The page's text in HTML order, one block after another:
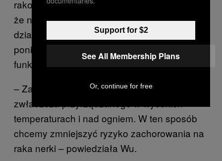
rakotwórcze – red.]. Dr Melkonian sugeruje,
że nerki szczególnie są narażone na
działanie tych rakotwórczych związków,
ponieważ to właśnie one pełnią w organizmie
funkcję filtra wyłapującego toksyny.
– Zalecamy ograniczyć spożycie mięsa,
zwłaszcza przyrządzanego w wysokich
temperaturach i nad ogniem. W ten sposób
chcemy zmniejszyć ryzyko zachorowania na
raka nerki – powiedziała Wu.
Support for $2
See All Membership Plans
Or, continue for free